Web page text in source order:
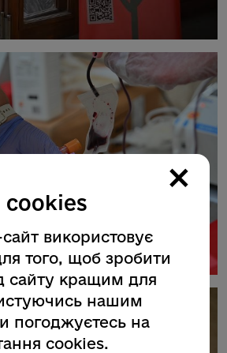
×
використовує
того, щоб зробити
сайту кращим для
нашим
погоджуєтесь на
cookies.